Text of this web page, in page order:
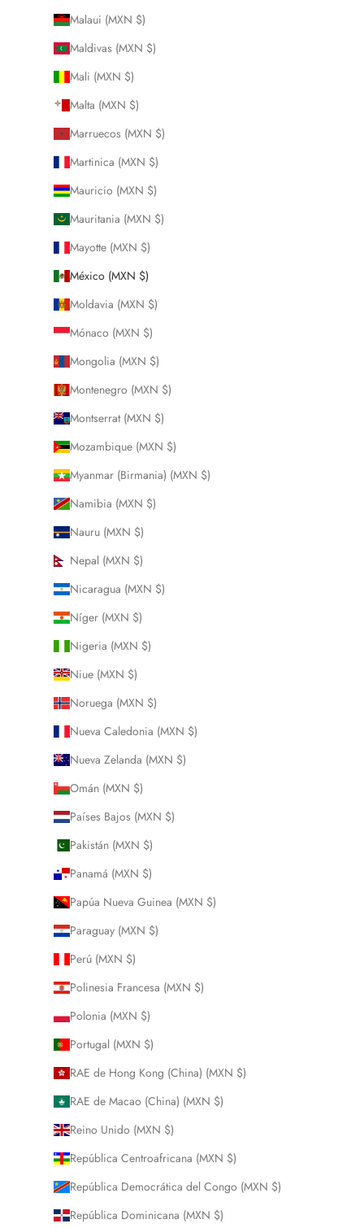
Malaui (MXN $)
Maldivas (MXN $)
Mali (MXN $)
Malta (MXN $)
Marruecos (MXN $)
Martinica (MXN $)
Mauricio (MXN $)
Mauritania (MXN $)
Mayotte (MXN $)
México (MXN $)
Moldavia (MXN $)
Mónaco (MXN $)
Mongolia (MXN $)
Montenegro (MXN $)
Montserrat (MXN $)
Mozambique (MXN $)
Myanmar (Birmania) (MXN $)
Namibia (MXN $)
Nauru (MXN $)
Nepal (MXN $)
Nicaragua (MXN $)
Níger (MXN $)
Nigeria (MXN $)
Niue (MXN $)
Noruega (MXN $)
Nueva Caledonia (MXN $)
Nueva Zelanda (MXN $)
Omán (MXN $)
Países Bajos (MXN $)
Pakistán (MXN $)
Panamá (MXN $)
Papúa Nueva Guinea (MXN $)
Paraguay (MXN $)
Perú (MXN $)
Polinesia Francesa (MXN $)
Polonia (MXN $)
Portugal (MXN $)
RAE de Hong Kong (China) (MXN $)
RAE de Macao (China) (MXN $)
Reino Unido (MXN $)
República Centroafricana (MXN $)
República Democrática del Congo (MXN $)
República Dominicana (MXN $)